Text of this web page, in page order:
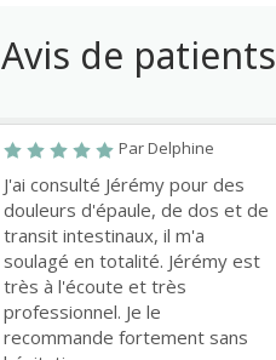
Avis de patients
Par Delphine
J'ai consulté Jérémy pour des
douleurs d'épaule, de dos et de
transit intestinaux, il m'a
soulagé en totalité. Jérémy est
très à l'écoute et très
professionnel. Je le
recommande fortement sans